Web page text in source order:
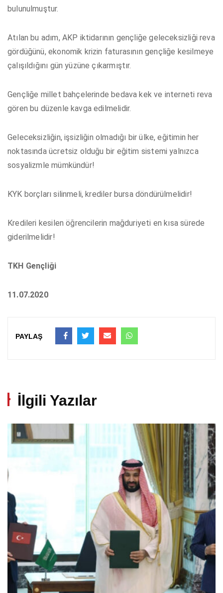
bulunulmuştur.
Atılan bu adım, AKP iktidarının gençliğe geleceksizliği reva
gördüğünü, ekonomik krizin faturasının gençliğe kesilmeye
çalışıldığını gün yüzüne çıkarmıştır.
Gençliğe millet bahçelerinde bedava kek ve interneti reva
gören bu düzenle kavga edilmelidir.
Geleceksizliğin, işsizliğin olmadığı bir ülke, eğitimin her
noktasında ücretsiz olduğu bir eğitim sistemi yalnızca
sosyalizmle mümkündür!
KYK borçları silinmeli, krediler bursa döndürülmelidir!
Kredileri kesilen öğrencilerin mağduriyeti en kısa sürede
giderilmelidir!
TKH Gençliği
11.07.2020
PAYLAŞ
İlgili Yazılar